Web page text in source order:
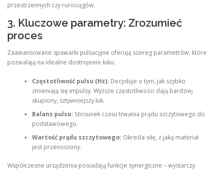
przestrzennych czy rurociągów.
3. Kluczowe parametry: Zrozumieć
proces
Zaawansowane spawarki pulsacyjne oferują szereg parametrów, które
pozwalają na idealne dostrojenie łuku:
Częstotliwość pulsu (Hz): Decyduje o tym, jak szybko
zmieniają się impulsy. Wyższe częstotliwości dają bardziej
skupiony, sztywniejszy łuk.
Balans pulsu: Stosunek czasu trwania prądu szczytowego do
podstawowego.
Wartość prądu szczytowego: Określa siłę, z jaką materiał
jest przenoszony.
Współczesne urządzenia posiadają funkcje synergiczne – wystarczy